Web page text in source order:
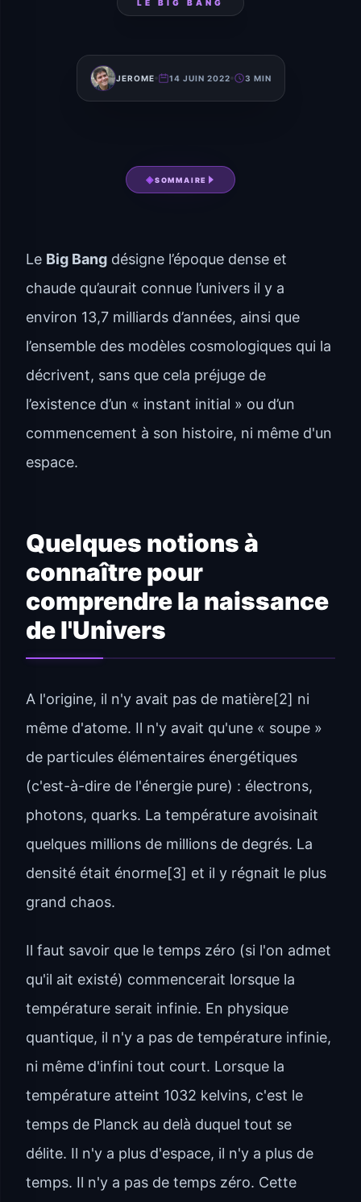
LE BIG BANG
JEROME 14 JUIN 2022 3 MIN
SOMMAIRE
Le Big Bang désigne l’époque dense et
chaude qu’aurait connue l’univers il y a
environ 13,7 milliards d’années, ainsi que
l’ensemble des modèles cosmologiques qui la
décrivent, sans que cela préjuge de
l’existence d’un « instant initial » ou d’un
commencement à son histoire, ni même d'un
espace.
Quelques notions à
connaître pour
comprendre la naissance
de l'Univers
A l'origine, il n'y avait pas de matière[2] ni
même d'atome. Il n'y avait qu'une « soupe »
de particules élémentaires énergétiques
(c'est-à-dire de l'énergie pure) : électrons,
photons, quarks. La température avoisinait
quelques millions de millions de degrés. La
densité était énorme[3] et il y régnait le plus
grand chaos.
Il faut savoir que le temps zéro (si l'on admet
qu'il ait existé) commencerait lorsque la
température serait infinie. En physique
quantique, il n'y a pas de température infinie,
ni même d'infini tout court. Lorsque la
température atteint 1032 kelvins, c'est le
temps de Planck au delà duquel tout se
délite. Il n'y a plus d'espace, il n'y a plus de
temps. Il n'y a pas de temps zéro. Cette